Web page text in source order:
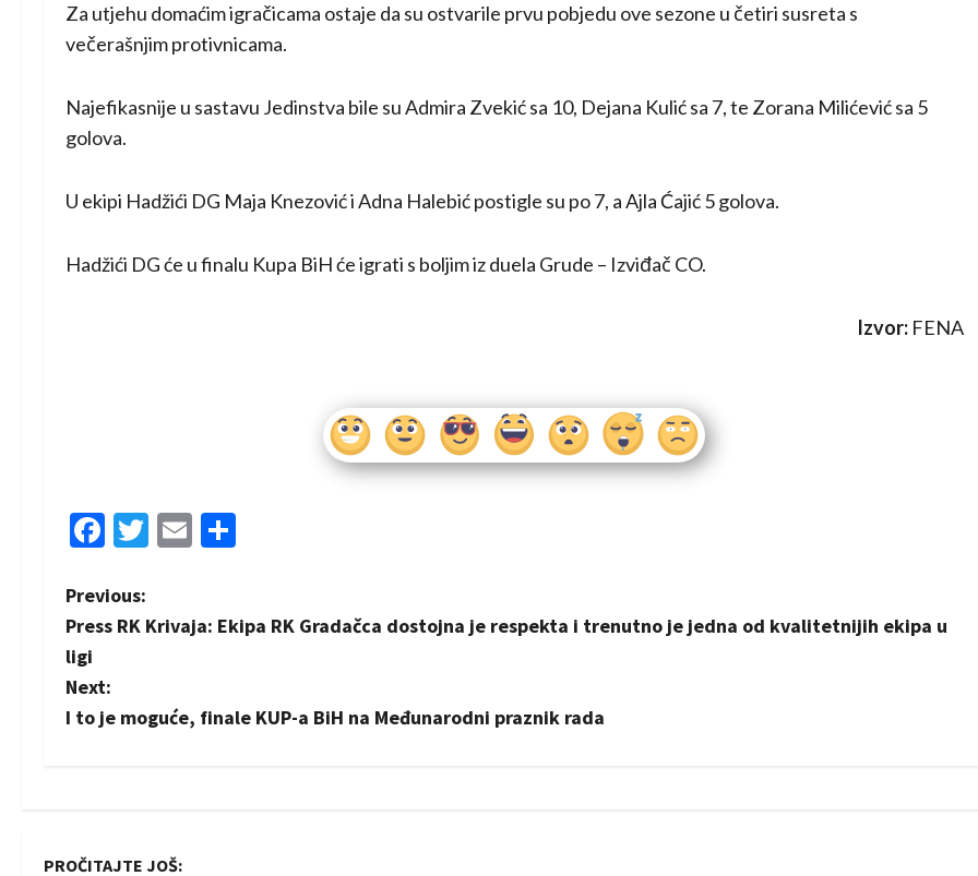
Za utjehu domaćim igračicama ostaje da su ostvarile prvu pobjedu ove sezone u četiri susreta s
večerašnjim protivnicama.
Najefikasnije u sastavu Jedinstva bile su Admira Zvekić sa 10, Dejana Kulić sa 7, te Zorana Milićević sa 5
golova.
U ekipi Hadžići DG Maja Knezović i Adna Halebić postigle su po 7, a Ajla Ćajić 5 golova.
Hadžići DG će u finalu Kupa BiH će igrati s boljim iz duela Grude – Izviđač CO.
Izvor:FENA
Facebook
Twitter
Email
P
o
s
Previous:
Press RK Krivaja: Ekipa RK Gradačca dostojna je respekta i trenutno je jedna od kvalitetnijih ekipa u
ligi
Next:
I to je moguće, finale KUP-a BiH na Međunarodni praznik rada
PROČITAJTE JOŠ: